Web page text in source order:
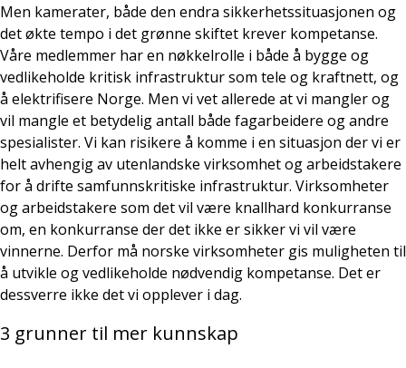
Men kamerater, både den endra sikkerhetssituasjonen og
det økte tempo i det grønne skiftet krever kompetanse.
Våre medlemmer har en nøkkelrolle i både å bygge og
vedlikeholde kritisk infrastruktur som tele og kraftnett, og
å elektrifisere Norge. Men vi vet allerede at vi mangler og
vil mangle et betydelig antall både fagarbeidere og andre
spesialister. Vi kan risikere å komme i en situasjon der vi er
helt avhengig av utenlandske virksomhet og arbeidstakere
for å drifte samfunnskritiske infrastruktur. Virksomheter
og arbeidstakere som det vil være knallhard konkurranse
om, en konkurranse der det ikke er sikker vi vil være
vinnerne. Derfor må norske virksomheter gis muligheten til
å utvikle og vedlikeholde nødvendig kompetanse. Det er
dessverre ikke det vi opplever i dag.
3 grunner til mer kunnskap